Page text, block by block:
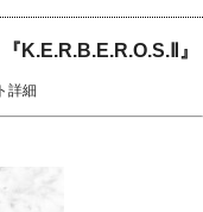
K.E.R.B.E.R.O.S.Ⅱ』
詳細